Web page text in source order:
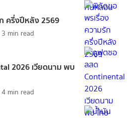
ครึ่งปีหลัง 2569
3 min read
2026 เวียดนาม พบ
4 min read